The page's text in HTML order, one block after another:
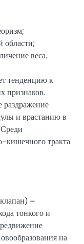
области;
веса.
тенденцию к
признаков.
раздражение
и врастанию в
кишечного тракта
–
тонкого и
на